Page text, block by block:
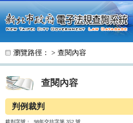
跳至主要內容
瀏覽路徑： > 查閱內容
查閱內容
判例裁判